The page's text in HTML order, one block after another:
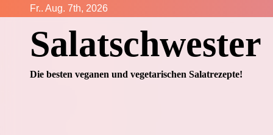
springen
Fr.. Aug. 7th, 2026
Salatschwester
Die besten veganen und vegetarischen Salatrezepte!